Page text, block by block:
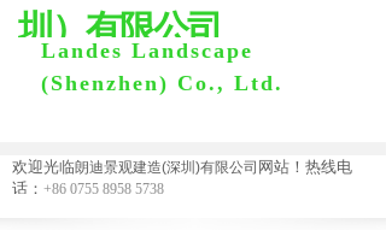
圳） 有限公司
Landes Landscape
(Shenzhen) Co., Ltd.
欢迎光临朗迪景观建造(深圳)有限公司 网站！热线电
话： +86 0755 8958 5738